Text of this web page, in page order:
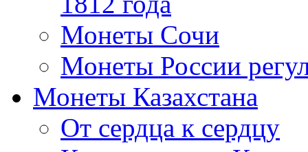
Монеты Сочи
Монеты России
Монеты Казахстана
От сердца к сердцу